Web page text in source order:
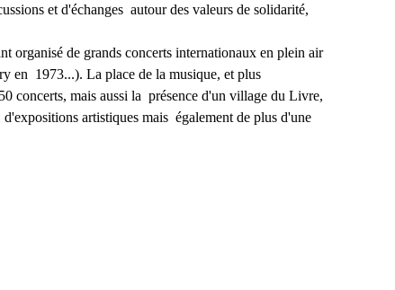
et d'échanges  autour des valeurs de solidarité,
organisé de grands concerts internationaux en plein air
en  1973...). La place de la musique, et plus
concerts, mais aussi la  présence d'un village du Livre,
artistiques mais  également de plus d'une